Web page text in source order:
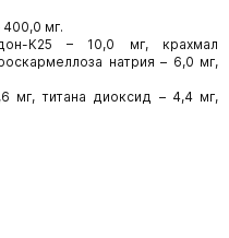
мг.
К25 – 10,0 мг, крахмал
натрия – 6,0 мг,
мг, титана диоксид – 4,4 мг,